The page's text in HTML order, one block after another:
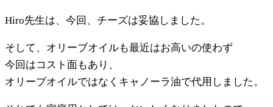
Hiro先生は、今回、チーズは妥協しました。
そして、オリーブオイルも最近はお高いの使わず
今回はコスト面もあり、
オリーブオイルではなくキャノーラ油で代用しました。